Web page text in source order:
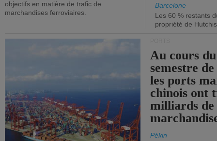
objectifs en matière de trafic de
marchandises ferroviaires.
Barcelone
Les 60 % restants
propriété de
Au cours
semestre
les ports
chinois ont
milliards de
Pékin